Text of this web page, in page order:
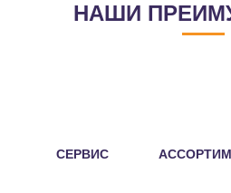
НАШИ
СЕРВИС